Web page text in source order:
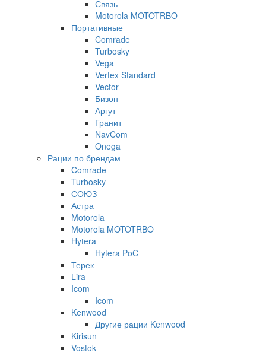
Связь
Motorola MOTOTRBO
Портативные
Comrade
Turbosky
Vega
Vertex Standard
Vector
Бизон
Аргут
Гранит
NavCom
Onega
Рации по брендам
Comrade
Turbosky
СОЮЗ
Астра
Motorola
Motorola MOTOTRBO
Hytera
Hytera PoC
Терек
Lira
Icom
Icom
Kenwood
Другие рации Kenwood
Kirisun
Vostok